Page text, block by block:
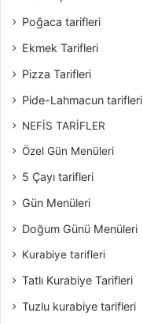
Poğaca tarifleri
Ekmek Tarifleri
Pizza Tarifleri
Pide-Lahmacun tarifleri
NEFİS TARİFLER
Özel Gün Menüleri
5 Çayı tarifleri
Gün Menüleri
Doğum Günü Menüleri
Kurabiye tarifleri
Tatlı Kurabiye Tarifleri
Tuzlu kurabiye tarifleri